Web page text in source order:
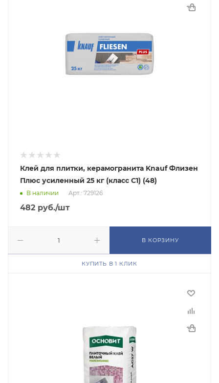
Клей для плитки, керамогранита Knauf Флизен
Плюс усиленный 25 кг (класс C1) (48)
В наличии Арт.: 729126
482 руб./шт
В КОРЗИНУ
КУПИТЬ В 1 КЛИК